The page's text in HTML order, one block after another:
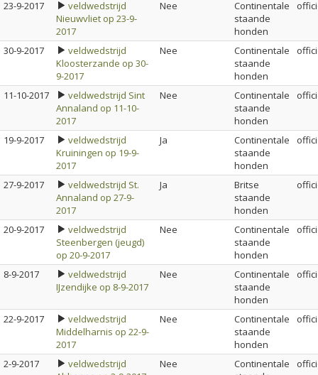
23-9-2017
veldwedstrijd
Nieuwvliet op 23-9-
2017
Nee
Continentale
staande
honden
30-9-2017
veldwedstrijd
Kloosterzande op 30-
9-2017
Nee
Continentale
staande
honden
11-10-2017
veldwedstrijd Sint
Annaland op 11-10-
2017
Nee
Continentale
staande
honden
19-9-2017
veldwedstrijd
Kruiningen op 19-9-
2017
Ja
Continentale
staande
honden
27-9-2017
veldwedstrijd St.
Annaland op 27-9-
2017
Ja
Britse
staande
honden
20-9-2017
veldwedstrijd
Steenbergen (jeugd)
op 20-9-2017
Nee
Continentale
staande
honden
8-9-2017
veldwedstrijd
IJzendijke op 8-9-2017
Nee
Continentale
staande
honden
22-9-2017
veldwedstrijd
Middelharnis op 22-9-
2017
Nee
Continentale
staande
honden
2-9-2017
veldwedstrijd
Nee
Continentale